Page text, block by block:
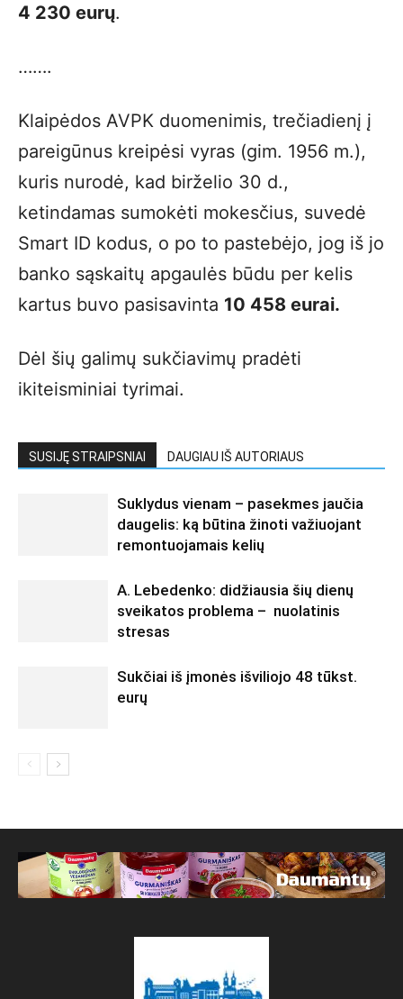
4 230 eurų.
…….
Klaipėdos AVPK duomenimis, trečiadienį į
pareigūnus kreipėsi vyras (gim. 1956 m.),
kuris nurodė, kad birželio 30 d.,
ketindamas sumokėti mokesčius, suvedė
Smart ID kodus, o po to pastebėjo, jog iš jo
banko sąskaitų apgaulės būdu per kelis
kartus buvo pasisavinta 10 458 eurai.
Dėl šių galimų sukčiavimų pradėti
ikiteisminiai tyrimai.
SUSIJĘ STRAIPSNIAI DAUGIAU IŠ AUTORIAUS
Suklydus vienam – pasekmes jaučia
daugelis: ką būtina žinoti važiuojant
remontuojamais kelių
A. Lebedenko: didžiausia šių dienų
sveikatos problema – nuolatinis
stresas
Sukčiai iš įmonės išviliojo 48 tūkst.
eurų